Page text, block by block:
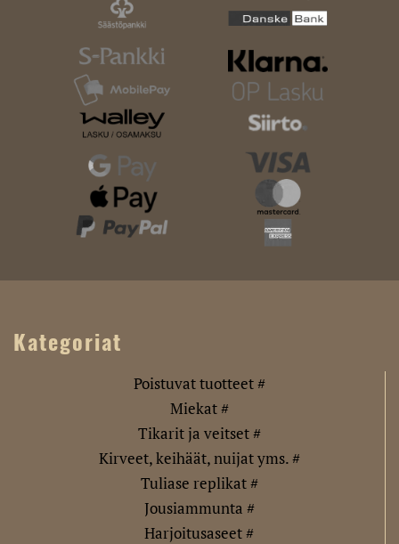
Kategoriat
Poistuvat tuotteet #
Miekat #
Tikarit ja veitset #
Kirveet, keihäät, nuijat yms. #
Tuliase replikat #
Jousiammunta #
Harjoitusaseet #